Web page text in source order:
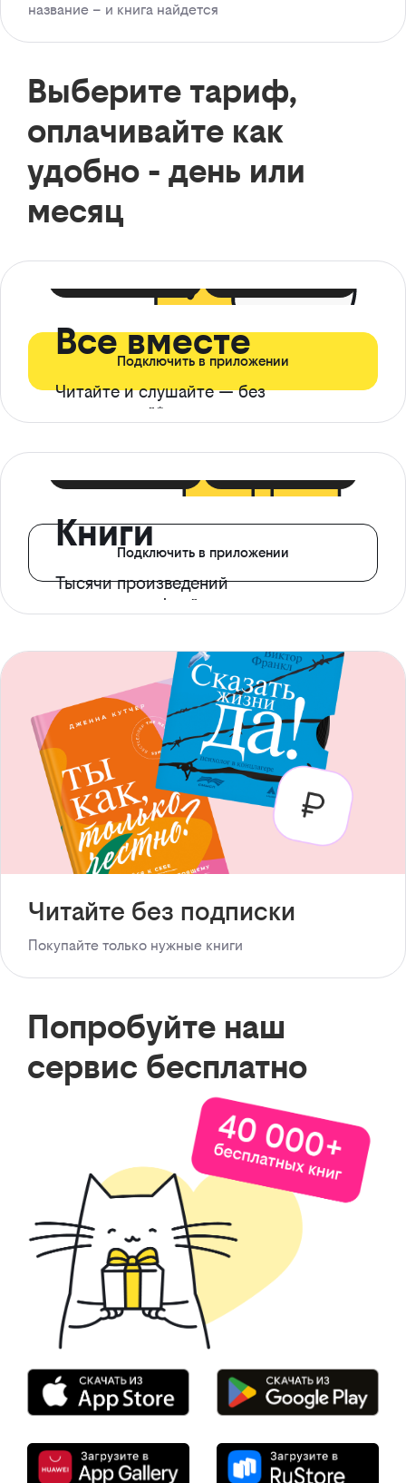
название – и книга найдется
Выберите тариф,
оплачивайте как
удобно - день или
месяц
Все вместе
Читайте и слушайте — без
ограничений*
Подключить в приложении
Книги
Тысячи произведений
с доступом офлайн
Подключить в приложении
Читайте без подписки
Покупайте только нужные книги
Попробуйте наш
сервис бесплатно